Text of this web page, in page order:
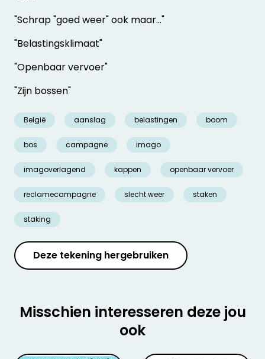
"Schrap "goed weer" ook maar…"
"Belastingsklimaat"
"Openbaar vervoer"
"Zijn bossen"
België aanslag belastingen boom
bos campagne imago
imagoverlagend kappen openbaar vervoer
reclamecampagne slecht weer staken
staking
Deze tekening hergebruiken
Misschien interesseren deze jou
ook